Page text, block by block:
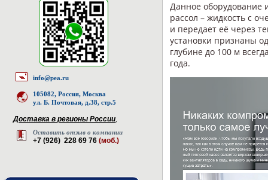
info@pea.ru
105082, Россия, Москва
ул. Б. Почтовая, д.38, стр.5
Доставка в регионы России,
Оставить отзыв о компании
+7 (926) 228 69 76 (моб.)
Данное оборудование
рассол – жидкость с
и передает её через
установки признаны
глубине до 100 м
года.